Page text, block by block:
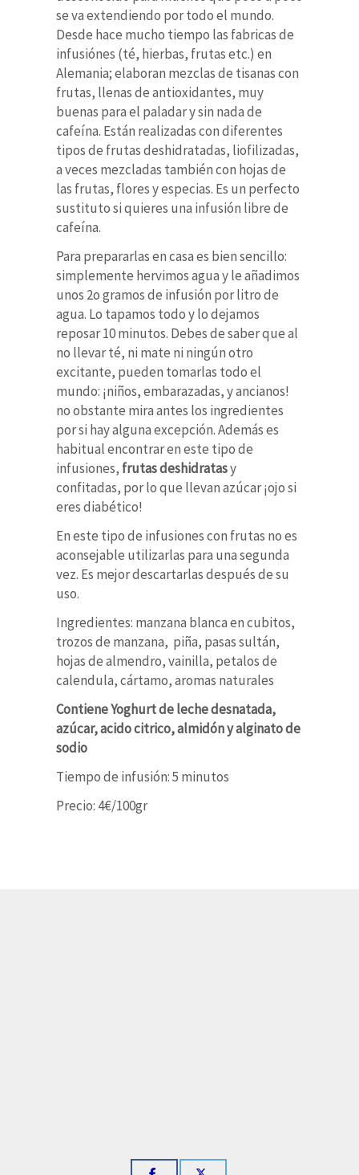
se va extendiendo por todo el mundo.
Desde hace mucho tiempo las fabricas de
infusiónes (té, hierbas, frutas etc.) en
Alemania; elaboran mezclas de tisanas con
frutas, llenas de antioxidantes, muy
buenas para el paladar y sin nada de
cafeína. Están realizadas con diferentes
tipos de frutas deshidratadas, liofilizadas,
a veces mezcladas también con hojas de
las frutas, flores y especias. Es un perfecto
sustituto si quieres una infusión libre de
cafeína.
Para prepararlas en casa es bien sencillo:
simplemente hervimos agua y le añadimos
unos 2o gramos de infusión por litro de
agua. Lo tapamos todo y lo dejamos
reposar 10 minutos. Debes de saber que al
no llevar té, ni mate ni ningún otro
excitante, pueden tomarlas todo el
mundo: ¡niños, embarazadas, y ancianos!
no obstante mira antes los ingredientes
por si hay alguna excepción. Además es
habitual encontrar en este tipo de
infusiones, frutas deshidratasy
confitadas, por lo que llevan azúcar ¡ojo si
eres diabético!
En este tipo de infusiones con frutas no es
aconsejable utilizarlas para una segunda
vez. Es mejor descartarlas después de su
uso.
Ingredientes: manzana blanca en cubitos,
trozos de manzana, piña, pasas sultán,
hojas de almendro, vainilla, petalos de
calendula, cártamo, aromas naturales
Contiene Yoghurt de leche desnatada,
azúcar, acido citrico, almidón y alginato de
sodio
Tiempo de infusión: 5 minutos
Precio: 4€/100gr